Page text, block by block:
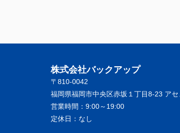
株式会社バックアップ
〒810-0042
福岡県福岡市中央区赤坂１丁目8-23 ア
営業時間： 9:00～19:00
定休日： なし